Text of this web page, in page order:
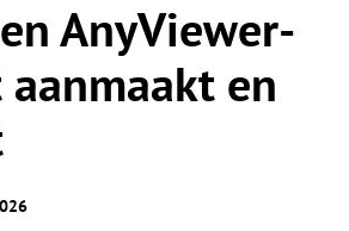
AnyViewer-
aanmaakt en